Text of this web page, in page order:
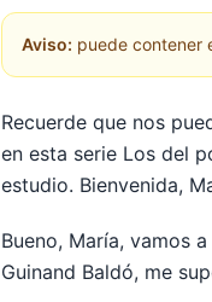
Aviso: puede contener
Recuerde que nos
en esta serie Los del
estudio. Bienvenida,
Bueno, María, vamos
Guinand Baldó, me